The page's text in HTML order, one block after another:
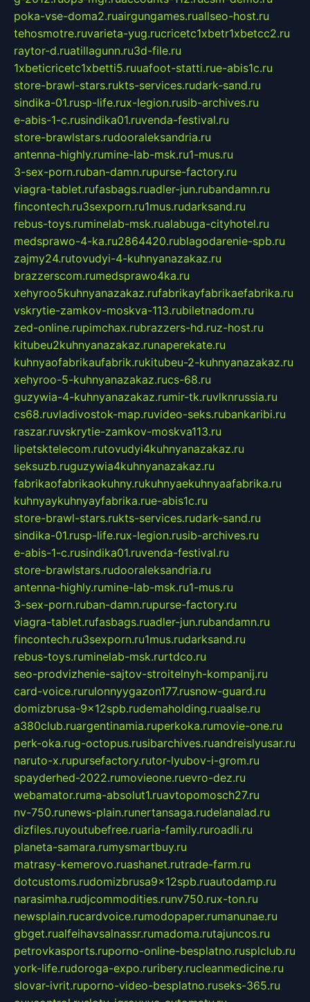
poka-vse-doma2.ruairgungames.ruallseo-host.ru
tehosmotre.ruvarieta-yug.rucricetc1xbetr1xbetcc2.ru
raytor-d.ruatillagunn.ru3d-file.ru
1xbeticricetc1xbetti5.ruuafoot-statti.rue-abis1c.ru
store-brawl-stars.rukts-services.rudark-sand.ru
sindika-01.rusp-life.rux-legion.rusib-archives.ru
e-abis-1-c.rusindika01.ruvenda-festival.ru
store-brawlstars.rudooraleksandria.ru
antenna-highly.rumine-lab-msk.ru1-mus.ru
3-sex-porn.ruban-damn.rupurse-factory.ru
viagra-tablet.rufasbags.ruadler-jun.rubandamn.ru
fincontech.ru3sexporn.ru1mus.rudarksand.ru
rebus-toys.ruminelab-msk.rualabuga-cityhotel.ru
medsprawo-4-ka.ru2864420.rublagodarenie-spb.ru
zajmy24.rutovudyi-4-kuhnyanazakaz.ru
brazzerscom.rumedsprawo4ka.ru
xehyroo5kuhnyanazakaz.rufabrikayfabrikaefabrika.ru
vskrytie-zamkov-moskva-113.rubiletnadom.ru
zed-online.rupimchax.rubrazzers-hd.ruz-host.ru
kitubeu2kuhnyanazakaz.runaperekate.ru
kuhnyaofabrikaufabrik.rukitubeu-2-kuhnyanazakaz.ru
xehyroo-5-kuhnyanazakaz.rucs-68.ru
guzywia-4-kuhnyanazakaz.rumir-tk.ruvlknrussia.ru
cs68.ruvladivostok-map.ruvideo-seks.rubankaribi.ru
raszar.ruvskrytie-zamkov-moskva113.ru
lipetsktelecom.rutovudyi4kuhnyanazakaz.ru
seksuzb.ruguzywia4kuhnyanazakaz.ru
fabrikaofabrikaokuhny.rukuhnyaekuhnyaafabrika.ru
kuhnyaykuhnyayfabrika.rue-abis1c.ru
store-brawl-stars.rukts-services.rudark-sand.ru
sindika-01.rusp-life.rux-legion.rusib-archives.ru
e-abis-1-c.rusindika01.ruvenda-festival.ru
store-brawlstars.rudooraleksandria.ru
antenna-highly.rumine-lab-msk.ru1-mus.ru
3-sex-porn.ruban-damn.rupurse-factory.ru
viagra-tablet.rufasbags.ruadler-jun.rubandamn.ru
fincontech.ru3sexporn.ru1mus.rudarksand.ru
rebus-toys.ruminelab-msk.rurtdco.ru
seo-prodvizhenie-sajtov-stroitelnyh-kompanij.ru
card-voice.rurulonnyygazon177.rusnow-guard.ru
domizbrusa-9x12spb.rudemaholding.ruaalse.ru
a380club.ruargentinamia.ruperkoka.rumovie-one.ru
perk-oka.rug-octopus.rusibarchives.ruandreislyusar.ru
naruto-x.rupursefactory.rutor-lyubov-i-grom.ru
spayderhed-2022.rumovieone.ruevro-dez.ru
webamator.ruma-absolut1.ruavtopomosch27.ru
nv-750.runews-plain.runertansaga.rudelanalad.ru
dizfiles.ruyoutubefree.ruaria-family.ruroadli.ru
planeta-samara.rumysmartbuy.ru
matrasy-kemerovo.ruashanet.rutrade-farm.ru
dotcustoms.rudomizbrusa9x12spb.ruautodamp.ru
narasimha.rudjcommodities.runv750.rux-ton.ru
newsplain.rucardvoice.rumodopaper.rumanunae.ru
gbget.rualfeihavsalnassr.rumadoma.rutajuncos.ru
petrovkasports.ruporno-online-besplatno.rusplclub.ru
york-life.rudoroga-expo.ruribery.rucleanmedicine.ru
slovar-ivrit.ruporno-video-besplatno.ruseks-365.ru